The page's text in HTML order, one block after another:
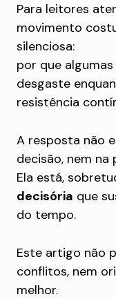
Para leitores
movimento
silenciosa:
por que
desgaste
resistência
A resposta não
decisão, nem na
Ela está,
decisória que
do tempo.
Este artigo não
conflitos, nem
melhor.